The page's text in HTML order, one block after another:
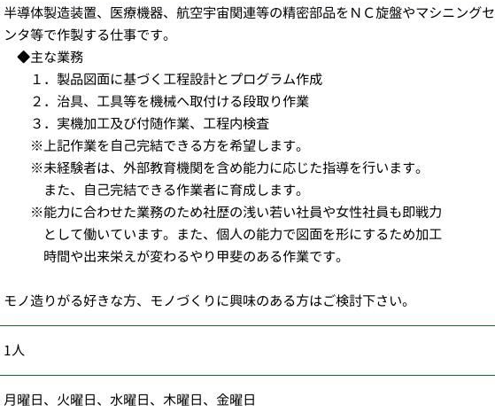
半導体製造装置、医療機器、航空宇宙関連等の精密部品をＮＣ旋盤やマシニングセ
ンタ等で作製する仕事です。
◆主な業務
１．製品図面に基づく工程設計とプログラム作成
２．治具、工具等を機械へ取付ける段取り作業
３．実機加工及び付随作業、工程内検査
※上記作業を自己完結できる方を希望します。
※未経験者は、外部教育機関を含め能力に応じた指導を行います。
また、自己完結できる作業者に育成します。
※能力に合わせた業務のため社歴の浅い若い社員や女性社員も即戦力
として働いています。また、個人の能力で図面を形にするため加工
時間や出来栄えが変わるやり甲斐のある作業です。
モノ造りがる好きな方、モノづくりに興味のある方はご検討下さい。
1人
月曜日、火曜日、水曜日、木曜日、金曜日